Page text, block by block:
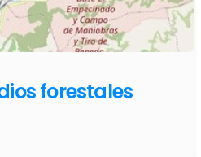
forestales